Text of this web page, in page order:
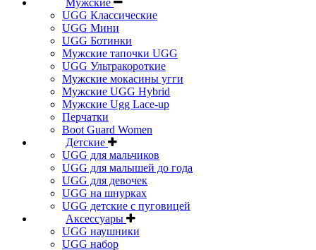
Мужские
UGG Классические
UGG Мини
UGG Ботинки
Мужские тапочки UGG
UGG Ультракороткие
Мужские мокасины угги
Мужские UGG Hybrid
Мужские Ugg Lace-up
Перчатки
Boot Guard Women
Детские
UGG для мальчиков
UGG для малышей до года
UGG для девочек
UGG на шнурках
UGG детские с пуговицей
Аксессуары
UGG наушники
UGG набор